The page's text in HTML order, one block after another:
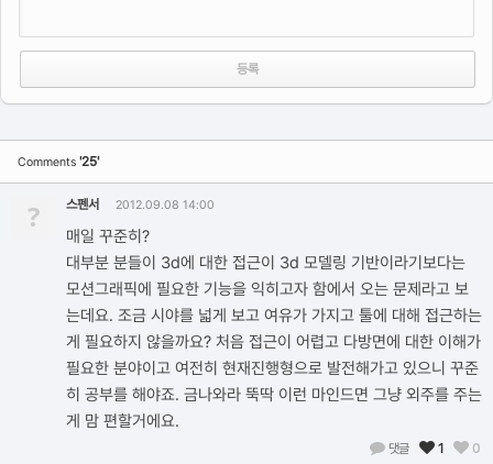
Comments '25'
? 스펜서 2012.09.08 14:00
매일 꾸준히?
대부분 분들이 3d에 대한 접근이 3d 모델링 기반이라기보다는
모션그래픽에 필요한 기능을 익히고자 함에서 오는 문제라고 보
는데요. 조금 시야를 넓게 보고 여유가 가지고 툴에 대해 접근하는
게 필요하지 않을까요? 처음 접근이 어렵고 다방면에 대한 이해가
필요한 분야이고 여전히 현재진행형으로 발전해가고 있으니 꾸준
히 공부를 해야죠. 금나와라 뚝딱 이런 마인드면 그냥 외주를 주는
게 맘 편할거에요.
댓글 1 0